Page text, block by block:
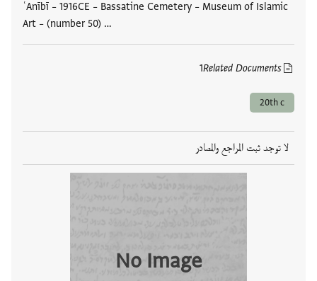
ʿAnībī – 1916CE – Bassatine Cemetery – Museum of Islamic
Art – (number 50) …
Related Documents
1
20th c
لا توجد ثبت المراجع والمصادر
No Image